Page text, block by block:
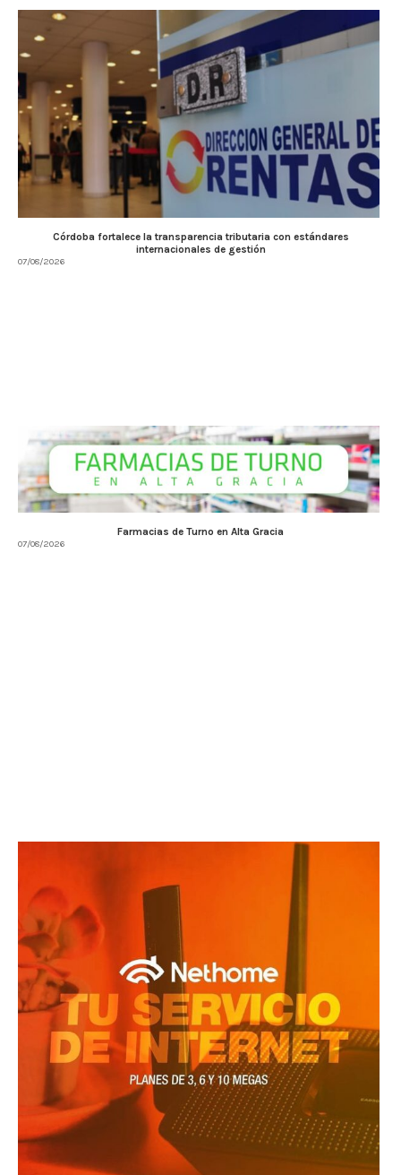
Córdoba fortalece la transparencia tributaria con estándares
internacionales de gestión
07/08/2026
Farmacias de Turno en Alta Gracia
07/08/2026